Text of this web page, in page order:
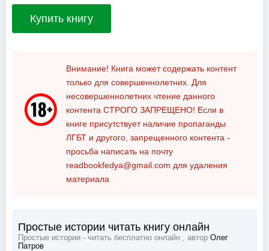
Купить книгу
Внимание! Книга может содержать контент
только для совершеннолетних. Для
несовершеннолетних чтение данного
контента СТРОГО ЗАПРЕЩЕНО! Если в
книге присутствует наличие пропаганды
ЛГБТ и другого, запрещенного контента -
просьба написать на почту
readbookfedya@gmail.com для удаления
материала
Простые истории читать книгу онлайн
Простые истории - читать бесплатно онлайн , автор Олег
Патров